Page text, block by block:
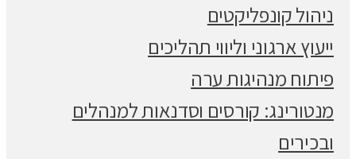
ניהול קונפליקטים
ייעוץ ארגוני וליווי תהליכים
פיתוח מנהיגות ערה
מנטורינג: קורסים וסדנאות למנהלים
ובכירים